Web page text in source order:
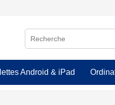
Android & iPad